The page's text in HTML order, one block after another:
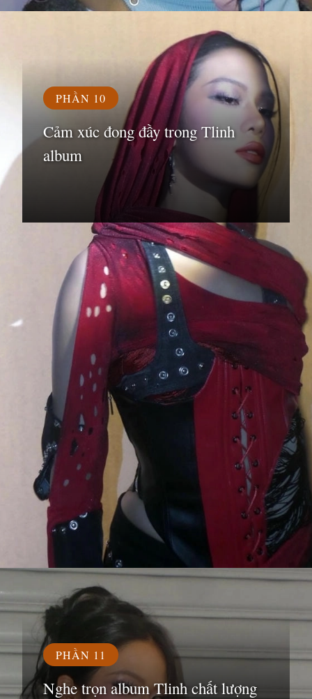
https://susach.edu.vn/tlinh
PHẦN 10
Cảm xúc đong đầy trong Tlinh
album
Đang mởhttps://susach.edu.vn/tlinh
PHẦN 11
Nghe trọn album Tlinh chất lượng